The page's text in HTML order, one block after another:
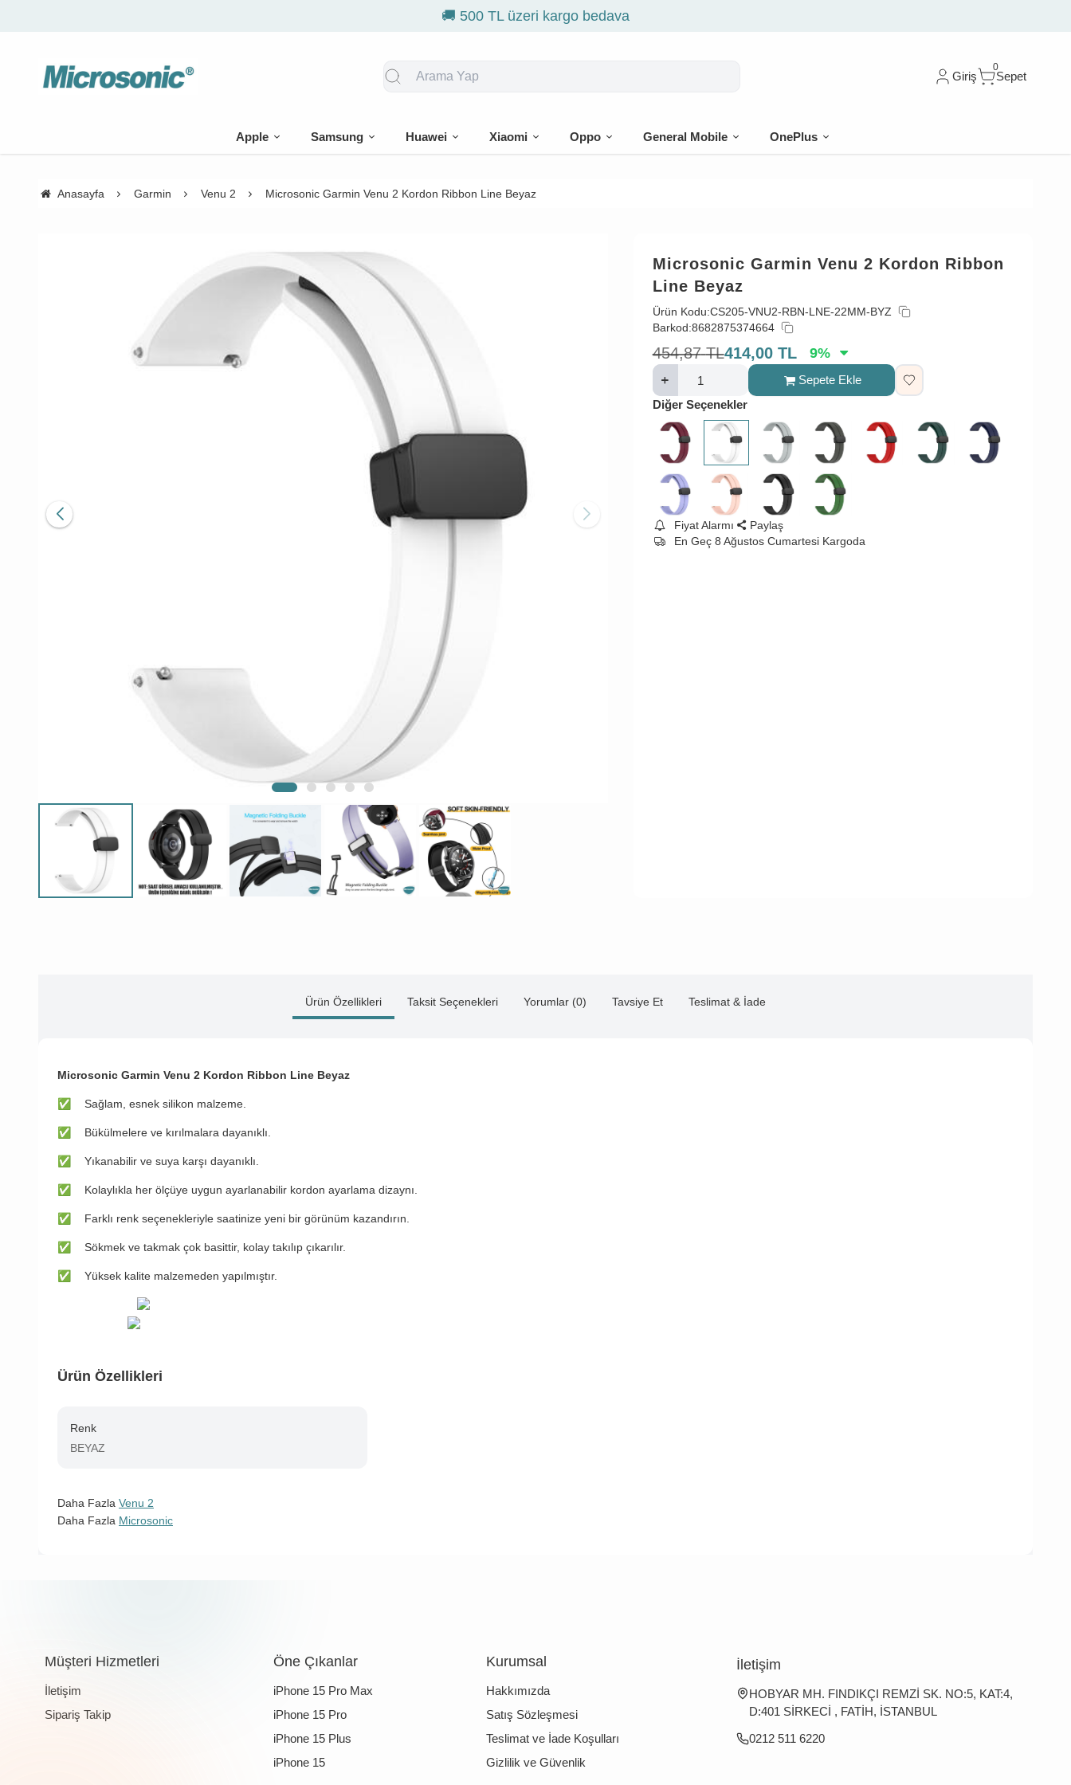
Giriş
0
Sepet
Apple Samsung Huawei Xiaomi Oppo General Mobile OnePlus
Anasayfa Garmin Venu 2 Microsonic Garmin Venu 2 Kordon Ribbon Line Beyaz
Microsonic Garmin Venu 2 Kordon Ribbon
Line Beyaz
Ürün Kodu:CS205-VNU2-RBN-LNE-22MM-BYZ
Barkod:8682875374664
454,87 TL414,00 TL 9%
Sepete Ekle
Diğer Seçenekler
Fiyat Alarmı
Paylaş
En Geç 8 Ağustos Cumartesi Kargoda
Ürün Özellikleri Taksit Seçenekleri Yorumlar (0) Tavsiye Et Teslimat & İade
Microsonic Garmin Venu 2 Kordon Ribbon Line Beyaz
✅ Sağlam, esnek silikon malzeme.
✅ Bükülmelere ve kırılmalara dayanıklı.
✅ Yıkanabilir ve suya karşı dayanıklı.
✅ Kolaylıkla her ölçüye uygun ayarlanabilir kordon ayarlama dizaynı.
✅ Farklı renk seçenekleriyle saatinize yeni bir görünüm kazandırın.
✅ Sökmek ve takmak çok basittir, kolay takılıp çıkarılır.
✅ Yüksek kalite malzemeden yapılmıştır.
Ürün Özellikleri
Renk
BEYAZ
Daha Fazla Venu 2
Daha Fazla Microsonic
Müşteri Hizmetleri
İletişim
Sipariş Takip
Öne Çıkanlar
iPhone 15 Pro Max
iPhone 15 Pro
iPhone 15 Plus
iPhone 15
Kurumsal
Hakkımızda
Satış Sözleşmesi
Teslimat ve İade Koşulları
Gizlilik ve Güvenlik
İletişim
HOBYAR MH. FINDIKÇI REMZİ SK. NO:5, KAT:4,
D:401 SİRKECİ , FATİH, İSTANBUL
0212 511 6220